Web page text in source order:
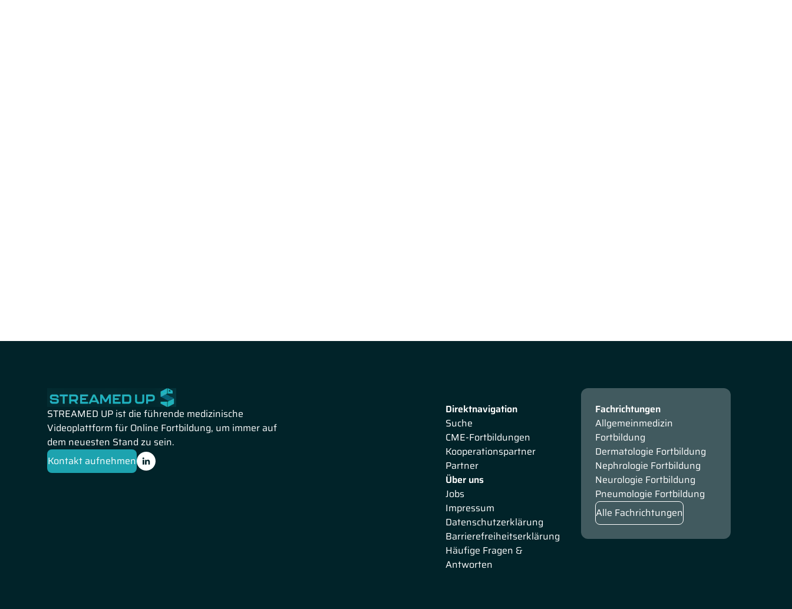
STREAMED UP ist die führende medizinische
Videoplattform für Online Fortbildung, um immer auf
dem neuesten Stand zu sein.
Kontakt aufnehmen
Direktnavigation
Suche
CME-Fortbildungen
Kooperationspartner
Partner
Über uns
Jobs
Impressum
Datenschutzerklärung
Barrierefreiheitserklärung
Häufige Fragen &
Antworten
Fachrichtungen
Allgemeinmedizin
Fortbildung
Dermatologie Fortbildung
Nephrologie Fortbildung
Neurologie Fortbildung
Pneumologie Fortbildung
Alle Fachrichtungen